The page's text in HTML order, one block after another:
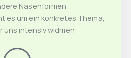
Nasenformen
es um ein konkretes Thema,
uns intensiv widmen